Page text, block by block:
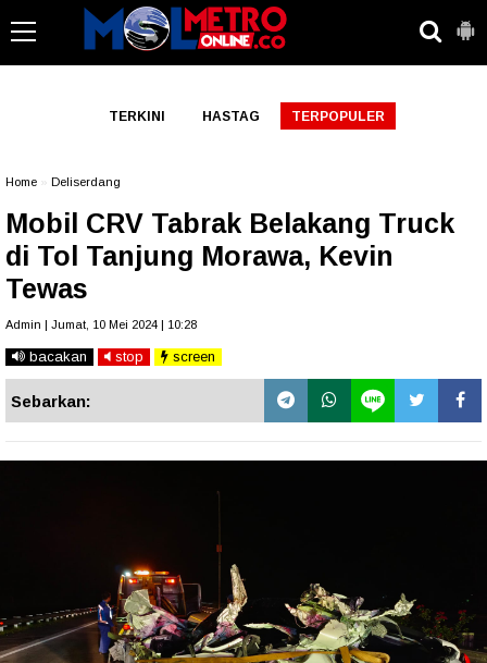
TERKINI HASTAG TERPOPULER
Home Deliserdang
Mobil CRV Tabrak Belakang Truck
di Tol Tanjung Morawa, Kevin
Tewas
Admin | Jumat, 10 Mei 2024 | 10:28
bacakan stop screen
Sebarkan: